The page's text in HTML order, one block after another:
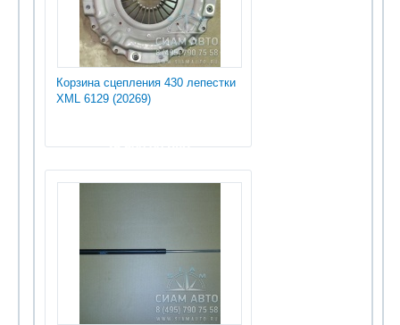
Корзина сцепления 430 лепестки
XML 6129 (20269)
25 500.00 руб